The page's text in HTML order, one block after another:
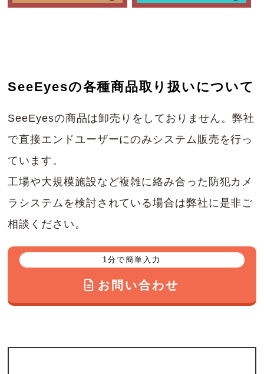
SeeEyesの各種商品取り扱いについて
SeeEyesの商品は卸売りをしておりません。弊社
で直接エンドユーザーにのみシステム販売を行っ
ています。
工場や大規模施設など複雑に絡み合った防犯カメ
ラシステムを検討されている場合は弊社に是非ご
相談ください。
1分で簡単入力
お問い合わせ